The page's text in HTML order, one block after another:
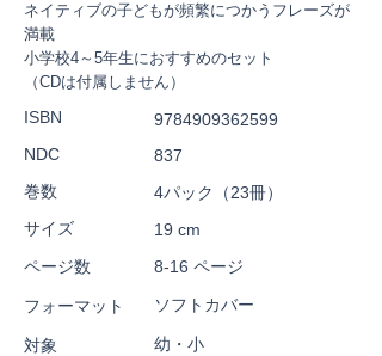
ネイティブの子どもが頻繁につかうフレーズが
満載
小学校4～5年生におすすめのセット
（CDは付属しません）
ISBN
9784909362599
NDC
837
巻数
4パック（23冊）
サイズ
19 cm
ページ数
8-16 ページ
フォーマット ソフトカバー
対象 幼・小